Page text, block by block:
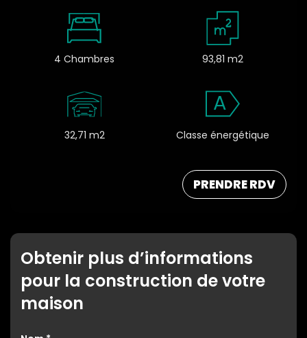
4 Chambres 93,81 m2
32,71 m2
A
Classe énergétique
PRENDRE RDV
Obtenir plus d’informations
pour la construction de votre
maison